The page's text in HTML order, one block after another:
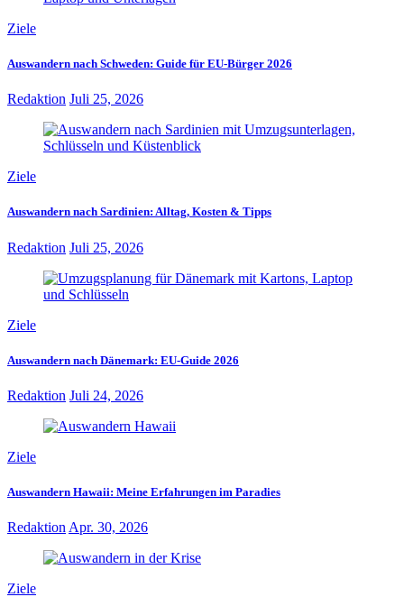
Ziele
Auswandern nach Schweden: Guide für EU-Bürger 2026
Redaktion Juli 25, 2026
Ziele
Auswandern nach Sardinien: Alltag, Kosten & Tipps
Redaktion Juli 25, 2026
Ziele
Auswandern nach Dänemark: EU-Guide 2026
Redaktion Juli 24, 2026
Ziele
Auswandern Hawaii: Meine Erfahrungen im Paradies
Redaktion Apr. 30, 2026
Ziele